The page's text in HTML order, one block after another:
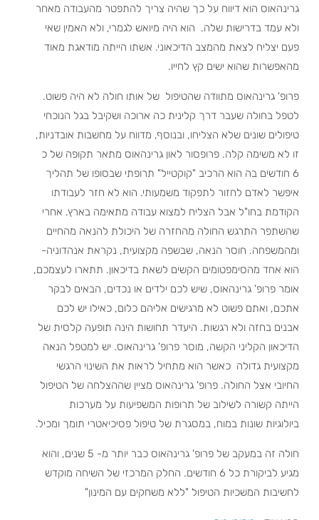
גרינהאוס הוא דיווח על כך שהיה צריך להתפטר מהעבודה מאחר
ולא עמד בדרישות שלה. הוא היה מיואש לגמרי, ולא האמין שאי
פעם יצליח לצאת מהמצב הדיכאוני. אשתו הייתה מודאגת מאוד
מהאפשרות שהוא ישים קץ לחייו.
פרופ' גרינהאוס מתוודה שהטיפול של אותו חולה לא היה פשוט.
לטפל בחולה שעבר דרך קלינית כה ארוכה ושקיבל בגל הנוכחי
טיפולים שונים שלא הצליחו, ובנוסף, מדווח על מחשבות אובדניות,
זו לא משימה קלה. פרופסור לאון גרינהאוס מתאר תקופה של כ
6 חודשים בה הוא הרכיב "קוקטייל" תרופתי שבסופו של תהליך
איפשר לאדם לחזור לתפקוד משמעותי. הוא לא חזר לעבודתו
הקודמת בחו"ל אבל הצליח למצוא עבודה מתאימה בארץ. אחרי
שהשתפר התרגש החולה מהחזרה של היכולת להנאה מהחיים
ומהמשפחה. חוסר הנאה, שבשפה מקצועית, נקראת אנהדוניה-
הוא אחד מהסימפטומים הקשים לשאת בדיכאון. תתארו לעצמכם,
אומר פרופ' גרינהאוס, שיש לכם ילדים או נכדים, הבאים לבקר
אתכם, ואתם פשוט לא מרגישים אליהם כלום, כאילו יש לכם
אבנים בחזה ולא רגשות. היעדר תחושות הינה תופעה קלסית של
הדיכאון הקליני הקשה, מוסר פרופ' גרינהאוס. יש למטפל הנאה
מקצועית גדולה כאשר הוא מתחיל לראות את השינוי הרגשי
החיובי אצל החולה. פרופ' גרינהאוס מציין שההצלחה של הטיפול
הייתה קשורה לשילוב של תרופות המשפיעות על מערכות
ביולוגיות שונות במוח, במסגרת של טיפול פסיכיאטרי תומך ומכיל.
חולה זה במעקב של פרופ' גרינהאוס כבר יותר מ- 5 שנים, והוא
מגיע לביקורת כל 6 חודשים. החלק המרכזי של השיחה מוקדש
לחשיבות המשכיות הטיפול "ללא משחקים עם המינון"